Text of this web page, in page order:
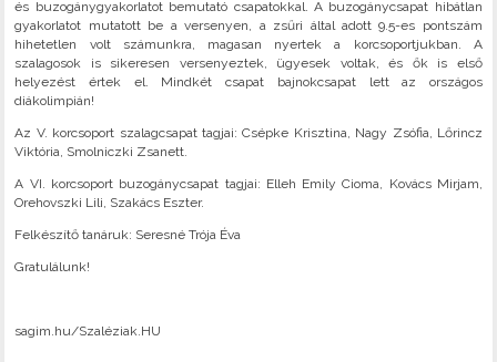
és buzogánygyakorlatot bemutató csapatokkal. A buzogánycsapat hibátlan
gyakorlatot mutatott be a versenyen, a zsűri által adott 9.5-es pontszám
hihetetlen volt számunkra, magasan nyertek a korcsoportjukban. A
szalagosok is sikeresen versenyeztek, ügyesek voltak, és ők is első
helyezést értek el. Mindkét csapat bajnokcsapat lett az országos
diákolimpián!
Az V. korcsoport szalagcsapat tagjai: Csépke Krisztina, Nagy Zsófia, Lőrincz
Viktória, Smolniczki Zsanett.
A VI. korcsoport buzogánycsapat tagjai: Elleh Emily Cioma, Kovács Mirjam,
Orehovszki Lili, Szakács Eszter.
Felkészítő tanáruk: Seresné Trója Éva
Gratulálunk!
sagim.hu/Szaléziak.HU